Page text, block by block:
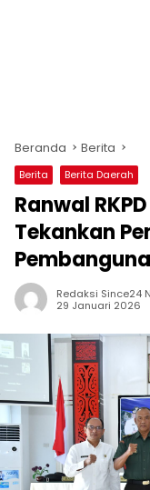
Beranda Berita
Berita Berita Daerah
Ranwal
Tekankan
Redaksi Since24
29 Januari 2026